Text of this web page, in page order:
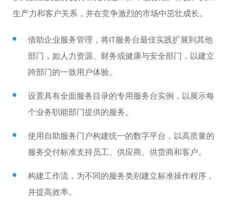
生产力和客户关系，并在竞争激烈的市场中茁壮成长。
借助企业服务管理，将IT服务台最佳实践扩展到其他
部门，如人力资源、财务或健康与安全部门，以建立
跨部门的一致用户体验。
设置具有全面服务目录的专用服务台实例，以展示每
个业务职能部门提供的服务。
使用自助服务门户构建统一的数字平台，以高质量的
服务交付标准支持员工、供应商、供货商和客户。
构建工作流，为不同的服务类别建立标准操作程序，
并提高效率。